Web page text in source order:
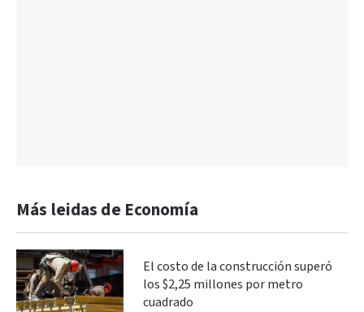
Más leidas de Economía
El costo de la construcción superó
los $2,25 millones por metro
cuadrado